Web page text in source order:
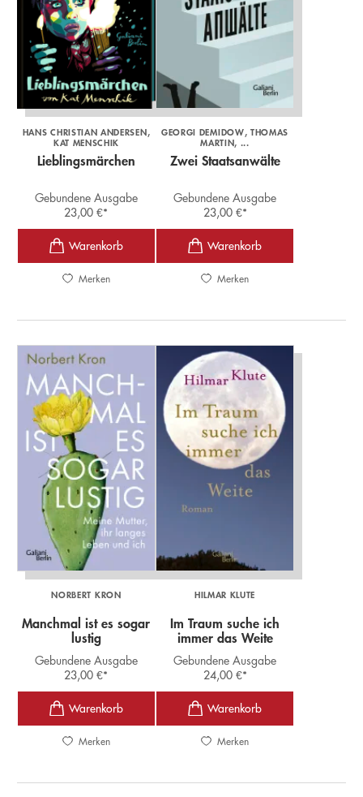
HANS CHRISTIAN ANDERSEN
KAT MENSCHIK
Lieblingsmärchen
Gebundene Ausgabe
23,00€*
Merken
GEORGI DEMIDOW THOMAS
MARTIN, ...
Zwei Staatsanwälte
Gebundene Ausgabe
23,00 €*
Merken
NORBERT KRON
Manchmal ist es sogar
lustig
Gebundene Ausgabe
23,00€*
Merken
HILMAR KLUTE
Im Traum suche ich
immer das Weite
Gebundene Ausgabe
24,00 €*
Merken